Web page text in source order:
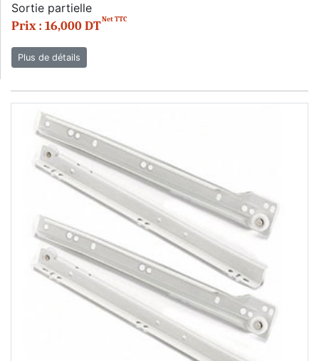
Sortie partielle
Prix : 16,000 DTNet TTC
Plus de détails